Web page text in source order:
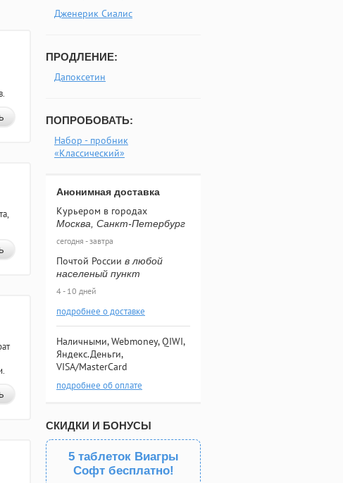
Дженерик Сиалис
ПРОДЛЕНИЕ:
Дапоксетин
ПОПРОБОВАТЬ:
Набор - пробник
«Классический»
Анонимная доставка
Курьером в городах
Москва, Санкт-Петербург
сегодня - завтра
Почтой России в любой
населеный пункт
4 - 10 дней
подробнее о доставке
Наличными, Webmoney, QIWI,
Яндекс.Деньги,
VISA/MasterCard
подробнее об оплате
СКИДКИ И БОНУСЫ
5 таблеток Виагры
Софт бесплатно!